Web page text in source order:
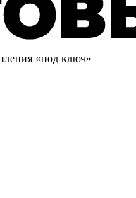
«под ключ»